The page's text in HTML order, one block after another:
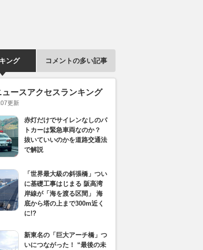
ング コメントの多い記事
ースアクセスランキング
更新
赤灯だけでサイレンなしのパ
トカーは緊急車両なのか？
抜いていいのかを道路交通法
で解説
「世界最大級の斜張橋」つい
に基礎工事はじまる 阪高湾
岸線が「海を渡る区間」 海
底から塔の上まで300m近く
に!?
新東名の「巨大アーチ橋」つ
いにつながった！ “最後の未